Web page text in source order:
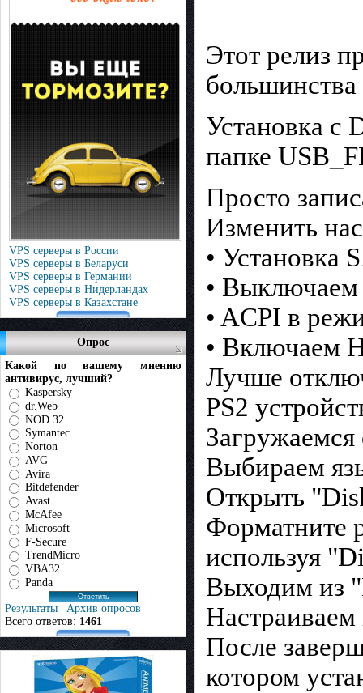
VPS серверы в России
VPS серверы в Беларуси
VPS серверы в Германии
VPS серверы в Нидерландах
VPS серверы в Казахстане
Опрос
Какой по вашему мнению
антивирус, лучший?
Kaspersky
dr.Web
NOD 32
Symantec
Norton
AVG
Avira
Bitdefender
Avast
McAfee
Microsoft
F-Secure
TrendMicro
VBA32
Panda
Результаты | Архив опросов
Всего ответов: 1461
Этот релиз
большинства
Установка с
папке
Просто
Изменить
• Установка
• Выключаем
• ACPI в
• Включаем
Лучше
PS2
Выбираем
Открыть
Форматните
используя
Выходим из
После
котором